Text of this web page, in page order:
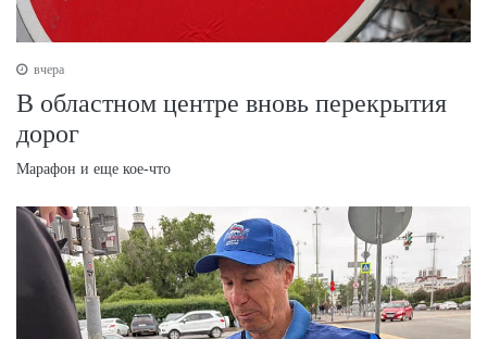
вчера
В областном центре вновь перекрытия
дорог
Марафон и еще кое-что